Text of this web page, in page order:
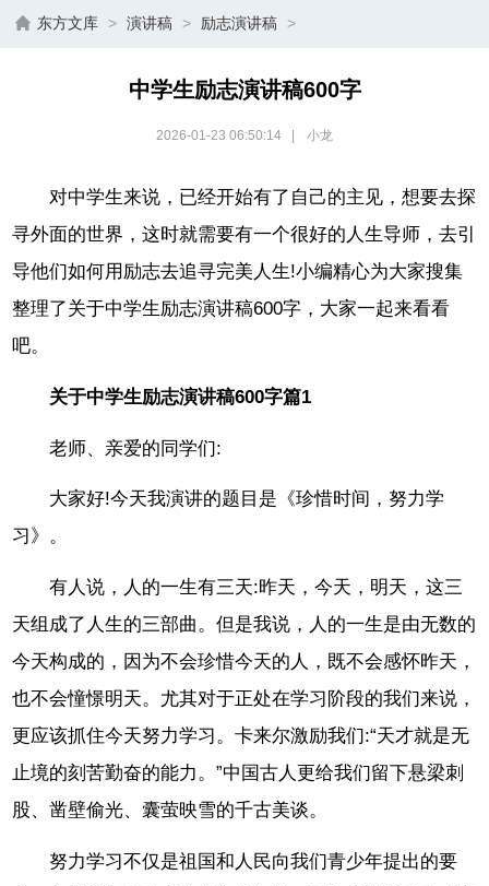
东方文库 > 演讲稿 > 励志演讲稿 >
中学生励志演讲稿600字
2026-01-23 06:50:14 小龙
对中学生来说，已经开始有了自己的主见，想要去探
寻外面的世界，这时就需要有一个很好的人生导师，去引
导他们如何用励志去追寻完美人生!小编精心为大家搜集
整理了关于中学生励志演讲稿600字，大家一起来看看
吧。
关于中学生励志演讲稿600字篇1
老师、亲爱的同学们:
大家好!今天我演讲的题目是《珍惜时间，努力学
习》。
有人说，人的一生有三天:昨天，今天，明天，这三
天组成了人生的三部曲。但是我说，人的一生是由无数的
今天构成的，因为不会珍惜今天的人，既不会感怀昨天，
也不会憧憬明天。尤其对于正处在学习阶段的我们来说，
更应该抓住今天努力学习。卡来尔激励我们:“天才就是无
止境的刻苦勤奋的能力。”中国古人更给我们留下悬梁刺
股、凿壁偷光、囊萤映雪的千古美谈。
努力学习不仅是祖国和人民向我们青少年提出的要